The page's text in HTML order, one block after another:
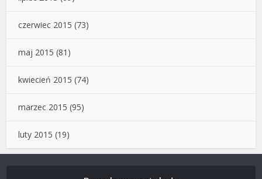
czerwiec 2015 (73)
maj 2015 (81)
kwiecień 2015 (74)
marzec 2015 (95)
luty 2015 (19)